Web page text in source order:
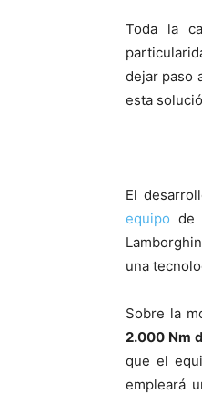
Toda la
dejar paso
esta
El
equipo de
una
Sobre la
2.000 Nm
que el
empleará